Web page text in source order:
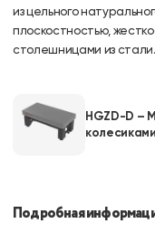
из цельного
плоскостностью,
столешницами из стали.
HGZD-D –
колесиками
Подробная